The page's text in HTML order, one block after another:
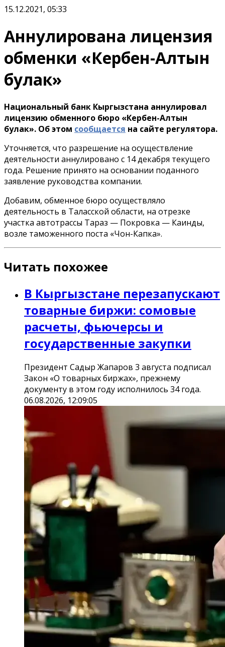
15.12.2021, 05:33
Аннулирована лицензия
обменки «Кербен-Алтын
булак»
Национальный банк Кыргызстана аннулировал
лицензию обменного бюро «Кербен-Алтын
булак». Об этом сообщается на сайте регулятора.
Уточняется, что разрешение на осуществление
деятельности аннулировано с 14 декабря текущего
года. Решение принято на основании поданного
заявление руководства компании.
Добавим, обменное бюро осуществляло
деятельность в Таласской области, на отрезке
участка автотрассы Тараз — Покровка — Каинды,
возле таможенного поста «Чон-Капка».
Читать похожее
В Кыргызстане перезапускают
товарные биржи: сомовые
расчеты, фьючерсы и
государственные закупки
Президент Садыр Жапаров 3 августа подписал
Закон «О товарных биржах», прежнему
документу в этом году исполнилось 34 года.
06.08.2026, 12:09:05